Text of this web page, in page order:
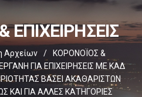
ΕΠΙΧΕΙΡΗΣΕΙΣ
Αρχείων /
ΚΟΡΟΝΟΪΟΣ &
ΓΙΑ ΕΠΙΧΕΙΡΗΣΕΙΣ ΜΕ ΚΑΔ
ΒΑΣΕΙ ΑΚΑΘΑΡΙΣΤΩΝ
ΚΑΙ ΓΙΑ ΑΛΛΕΣ ΚΑΤΗΓΟΡΙΕΣ